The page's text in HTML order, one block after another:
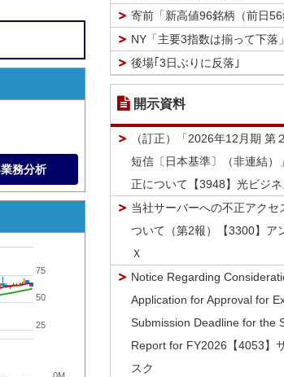
務分析
25
50
75
寄前「新高値96銘柄（前日56
NY「主要3指数は揃って下落」
後場｢3日ぶりに反落｣
開示資料
（訂正）「2026年12月期 第
短信〔日本基準〕（非連結）
正について【3948】光ビジネ
当社サーバーへの不正アクセ
ついて（第2報）【3300】ア
Ｘ
Notice Regarding
Application for Approval for
Submission Deadline for the
Report for FY2026【4053】
スク